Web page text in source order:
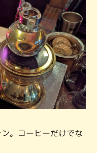
。コーヒーだけでな